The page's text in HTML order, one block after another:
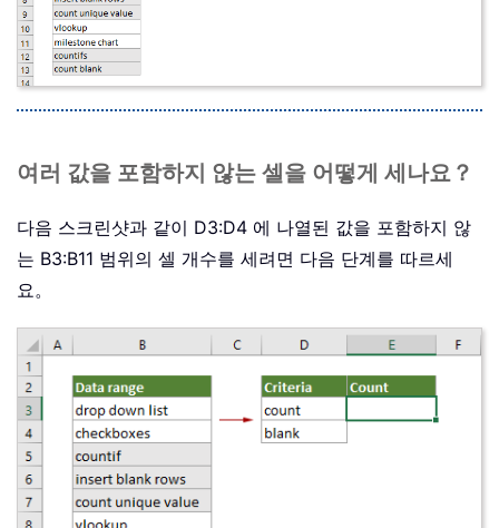
여러 값을 포함하지 않는 셀을 어떻게 세나요？
다음 스크린샷과 같이 D3:D4 에 나열된 값을 포함하지 않
는 B3:B11 범위의 셀 개수를 세려면 다음 단계를 따르세
요。